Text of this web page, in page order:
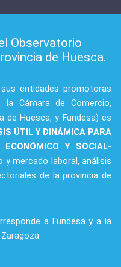
Observatorio
de Huesca.
entidades promotoras
la Cámara de Comercio,
de Huesca, y Fundesa) es
ÚTIL Y DINÁMICA PARA
Y SOCIAL-
y mercado laboral, análisis
de la provincia de
a Fundesa y a la